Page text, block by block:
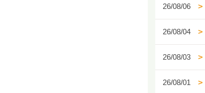
26/08/06
26/08/04
26/08/03
26/08/01